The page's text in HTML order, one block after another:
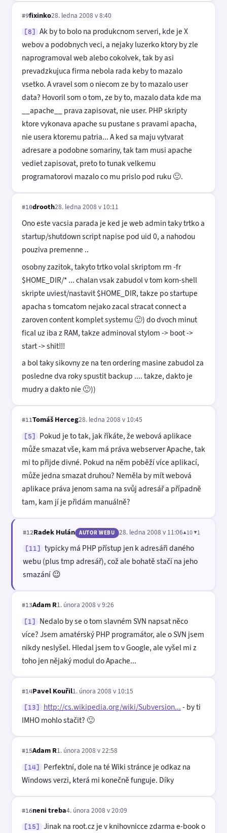
#9fixinko28. ledna 2008 v 8:40
[8]
Ak by to bolo na produkcnom serveri, kde je X
webov a podobnych veci, a nejaky luzerko ktory by zle
naprogramoval web alebo cokolvek, tak by asi
prevadzkujuca firma nebola rada keby to mazalo
vsetko. A vravel som o niecom ze by to mazalo user
data? Hovoril som o tom, ze by to, mazalo data kde ma
__apache__ prava zapisovat, nie user. PHP skripty
ktore vykonava apache su pustane s pravami apacha,
nie usera ktoremu patria... A ked sa maju vytvarat
adresare a podobne somariny, tak tam musi apache
vediet zapisovat, preto to tunak velkemu
programatorovi mazalo co mu prislo pod ruku 🙂.
#10drooth28. ledna 2008 v 10:11
Ono este vacsia parada je ked je web admin taky trtko a
startup/shutdown script napise pod uid 0, a nahodou
pouziva premenne ..
osobny zazitok, takyto trtko volal skriptom rm -fr
$HOME_DIR/* ... chalan vsak zabudol v tom korn-shell
skripte uviest/nastavit $HOME_DIR, takze po startupe
apacha s tomcatom nejako zacal stracat connect a
zaroven content komplet systemu 🙂) do dvoch minut
fical uz iba z RAM, takze adminoval stylom -> boot ->
start -> shit!!!
a bol taky sikovny ze na ten ordering masine zabudol za
posledne dva roky spustit backup .... takze, dakto je
mudry a dakto nie 🙂))
#11Tomáš Herceg28. ledna 2008 v 10:45
[5]
Pokud je to tak, jak říkáte, že webová aplikace
může smazat vše, kam má práva webserver Apache, tak
mi to přijde divné. Pokud na něm poběží více aplikací,
může jedna smazat druhou? Neměla by mít webová
aplikace práva jenom sama na svůj adresář a případně
tam, kam jí je přidám manuálně?
#12Radek Hulán AUTOR WEBU 28. ledna 2008 v 11:06▲10 ▼1
[11]
typicky má PHP přístup jen k adresáři daného
webu (plus tmp adresář), což ale bohatě stačí na jeho
smazání 😉
#13Adam R1. února 2008 v 9:26
[1]
Nedalo by se o tom slavném SVN napsat něco
více? Jsem amatérský PHP programátor, ale o SVN jsem
nikdy neslyšel. Hledal jsem to v Google, ale vyšel mi z
toho jen nějaký modul do Apache...
#14Pavel Kouřil1. února 2008 v 10:15
[13] http://cs.wikipedia.org/wiki/Subversion...- by ti
IMHO mohlo stačit? 🙂
#15Adam R1. února 2008 v 22:58
[14]
Perfektní, dole na té Wiki stránce je odkaz na
Windows verzi, která mi konečně funguje. Díky
#16neni treba4. února 2008 v 20:09
[15] Jinak na root.cz je v knihovnicce zdarma e-book o